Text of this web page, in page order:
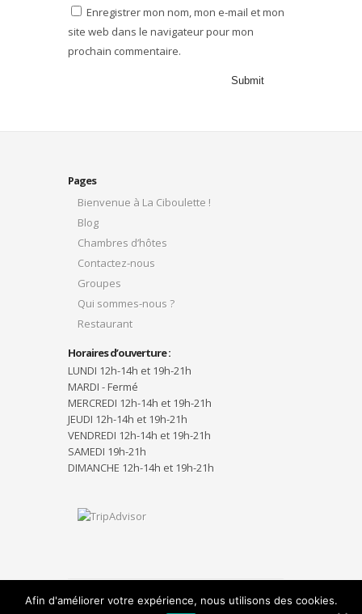
Enregistrer mon nom, mon e-mail et mon
site web dans le navigateur pour mon
prochain commentaire.
Pages
Bienvenue à La Ciboulette !
Blog
Chambres d’hôtes
Contactez-nous
Groupes
Qui sommes-nous ?
Restaurant
Horaires d’ouverture :
LUNDI 12h-14h et 19h-21h
MARDI - Fermé
MERCREDI 12h-14h et 19h-21h
JEUDI 12h-14h et 19h-21h
VENDREDI 12h-14h et 19h-21h
SAMEDI 19h-21h
DIMANCHE 12h-14h et 19h-21h
Designed byElegant Themes| Powered by
Afin d'améliorer votre expérience, nous utilisons des cookies.